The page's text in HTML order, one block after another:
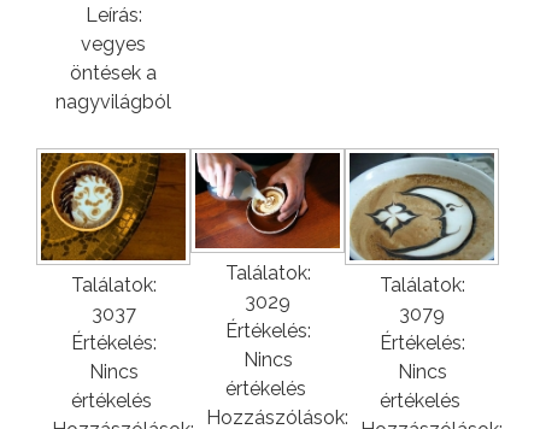
Leírás:
vegyes
öntések a
nagyvilágból
Találatok:
3037
Értékelés:
Nincs
értékelés
Találatok:
3029
Értékelés:
Nincs
értékelés
Hozzászólások:
Találatok:
3079
Értékelés:
Nincs
értékelés